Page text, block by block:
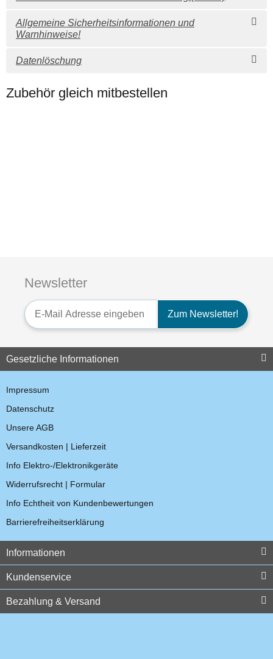
Allgemeine Sicherheitsinformationen und
Warnhinweise!
Datenlöschung
Zubehör gleich mitbestellen
Auf Lager
für Motorola MTH600 -
MTP850
15,95 € *
Newsletter
Newsletter-Registrierung
Zum Newsletter!
Gesetzliche Informationen
Impressum
Datenschutz
Unsere AGB
Versandkosten | Lieferzeit
Info Elektro-/Elektronikgeräte
Widerrufsrecht | Formular
Info Echtheit von Kundenbewertungen
Barrierefreiheitserklärung
Informationen
Kundenservice
Bezahlung & Versand